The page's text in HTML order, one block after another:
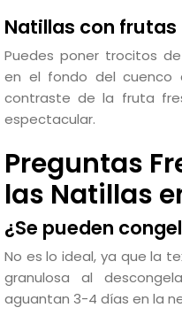
Natillas con frutas
Puedes poner trocitos
en el fondo del cuenco
contraste de la fruta
espectacular.
Preguntas
las Natillas
¿Se pueden
No es lo ideal, ya que la
granulosa al
aguantan 3-4 días en la